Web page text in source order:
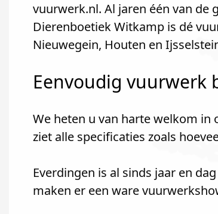
vuurwerk.nl. Al jaren één van
Dierenboetiek Witkamp is dé
Nieuwegein, Houten en
Eenvoudig vuurwerk
We heten u van harte welkom
ziet alle specificaties zoals
Everdingen is al sinds jaar en
maken er een ware